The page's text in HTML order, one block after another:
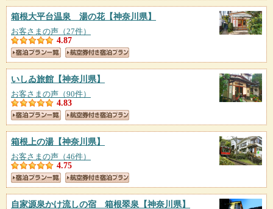
箱根大平台温泉 湯の花【神奈川県】
お客さまの声（27件）
4.87
いしゐ旅館 【神奈川県】
お客さまの声（90件）
4.83
箱根上の湯【神奈川県】
お客さまの声（46件）
4.75
自家源泉かけ流しの宿 箱根翠泉 【神奈川県】